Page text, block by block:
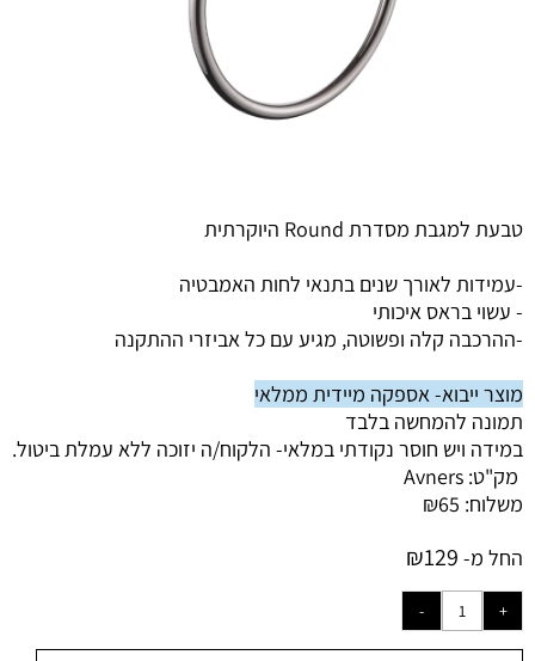
טבעת למגבת מסדרת Round היוקרתית
-עמידות לאורך שנים בתנאי לחות האמבטיה
- עשוי בראס איכותי
-ההרכבה קלה ופשוטה, מגיע עם כל אביזרי ההתקנה
מוצר ייבוא- אספקה מיידית ממלאי
תמונה להמחשה בלבד
במידה ויש חוסר נקודתי במלאי- הלקוח/ה יזוכה ללא עמלת ביטול.
מק"ט: Avners
משלוח:
₪65
החל מ-
₪129